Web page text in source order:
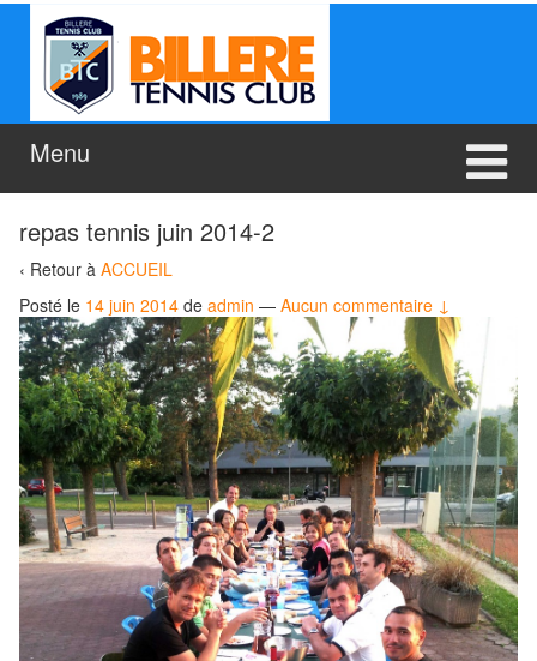
principal
Menu
repas tennis juin 2014-2
‹ Retour à ACCUEIL
Posté le 14 juin 2014 de admin — Aucun commentaire ↓